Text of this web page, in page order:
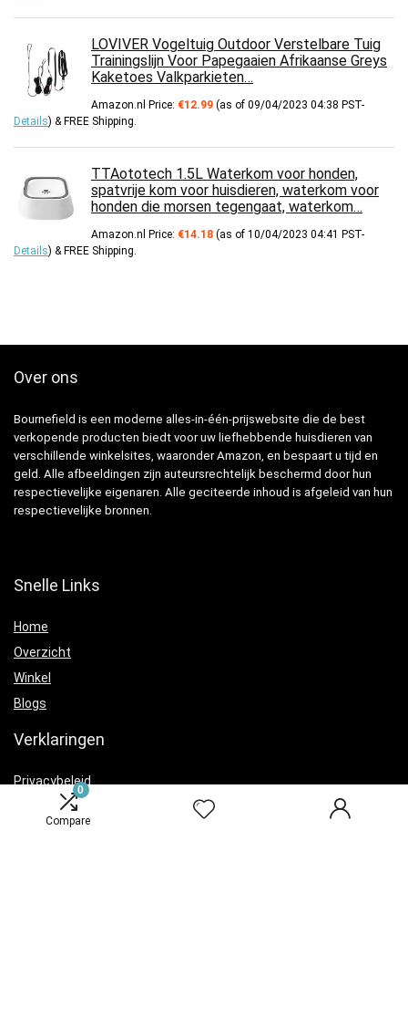
0
Compare
LOVIVER Vogeltuig Outdoor Verstelbare Tuig
Trainingslijn Voor Papegaaien Afrikaanse Greys
Kaketoes Valkparkieten…
Amazon.nl Price: €12.99 (as of 09/04/2023 04:38 PST-
Details) & FREE Shipping.
TTAototech 1.5L Waterkom voor honden,
spatvrije kom voor huisdieren, waterkom voor
honden die morsen tegengaat, waterkom…
Amazon.nl Price: €14.18 (as of 10/04/2023 04:41 PST-
Details) & FREE Shipping.
Over ons
Bournefield is een moderne alles-in-één-prijswebsite die de best
verkopende producten biedt voor uw liefhebbende huisdieren van
verschillende winkelsites, waaronder Amazon, en bespaart u tijd en
geld. Alle afbeeldingen zijn auteursrechtelijk beschermd door hun
respectievelijke eigenaren. Alle geciteerde inhoud is afgeleid van hun
respectievelijke bronnen.
Snelle Links
Home
Overzicht
Winkel
Blogs
Verklaringen
Privacybeleid
algemene voorwaarden
Openbaarmaking van filialen